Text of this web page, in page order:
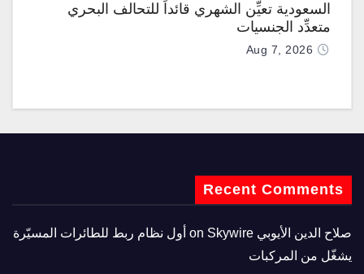
السعودية تعيِّن الشهري قائداً للتحالف البحري
متعدِّد الجنسيات
Aug 7, 2026
Recent Comments
صلاح الدين الأيوبي
Skywire أول نظام ربط للطائرات المسيّرة
يشغّل من المركبات